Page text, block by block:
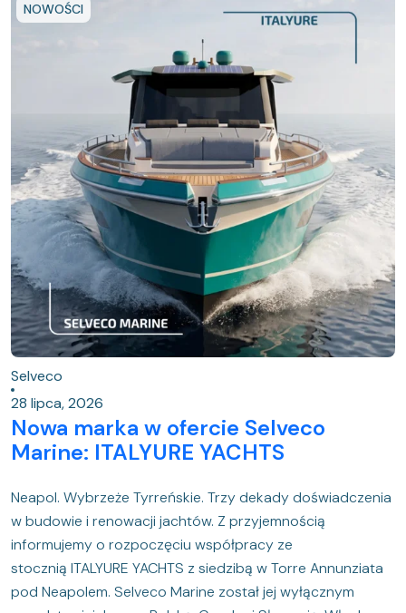
NOWOŚCI
Selveco
28 lipca, 2026
Nowa marka w ofercie Selveco
Marine: ITALYURE YACHTS
Neapol. Wybrzeże Tyrreńskie. Trzy dekady doświadczenia
w budowie i renowacji jachtów. Z przyjemnością
informujemy o rozpoczęciu współpracy ze
stocznią ITALYURE YACHTS z siedzibą w Torre Annunziata
pod Neapolem. Selveco Marine został jej wyłącznym